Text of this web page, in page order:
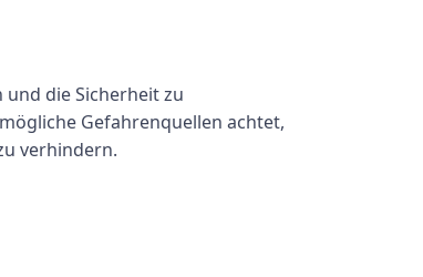
die Sicherheit zu
Gefahrenquellen achtet,
verhindern.